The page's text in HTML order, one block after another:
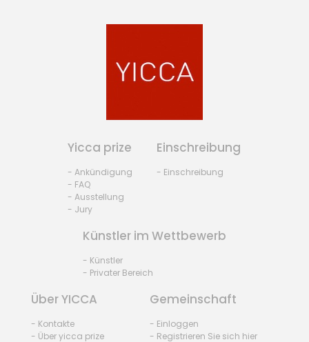
Yicca prize
- Ankündigung
- FAQ
- Ausstellung
- Jury
Einschreibung
- Einschreibung
Künstler im Wettbewerb
- Künstler
- Privater Bereich
Über YICCA
- Kontakte
- Über yicca prize
Gemeinschaft
- Einloggen
- Registrieren Sie sich hier